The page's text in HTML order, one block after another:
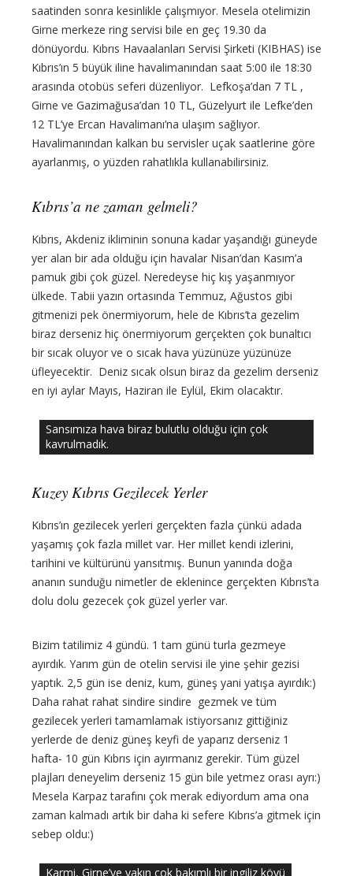
saatinden sonra kesinlikle çalışmıyor. Mesela otelimizin
Girne merkeze ring servisi bile en geç 19.30 da
dönüyordu. Kıbrıs Havaalanları Servisi Şirketi (KIBHAS) ise
Kıbrıs’ın 5 büyük iline havalimanından saat 5:00 ile 18:30
arasında otobüs seferi düzenliyor. Lefkoşa’dan 7 TL ,
Girne ve Gazimağusa’dan 10 TL, Güzelyurt ile Lefke’den
12 TL’ye Ercan Havalimanı’na ulaşım sağlıyor.
Havalimanından kalkan bu servisler uçak saatlerine göre
ayarlanmış, o yüzden rahatlıkla kullanabilirsiniz.
Kıbrıs’a ne zaman gelmeli?
Kıbrıs, Akdeniz ikliminin sonuna kadar yaşandığı güneyde
yer alan bir ada olduğu için havalar Nisan’dan Kasım’a
pamuk gibi çok güzel. Neredeyse hiç kış yaşanmıyor
ülkede. Tabii yazın ortasında Temmuz, Ağustos gibi
gitmenizi pek önermiyorum, hele de Kıbrıs’ta gezelim
biraz derseniz hiç önermiyorum gerçekten çok bunaltıcı
bir sıcak oluyor ve o sıcak hava yüzünüze yüzünüze
üfleyecektir. Deniz sıcak olsun biraz da gezelim derseniz
en iyi aylar Mayıs, Haziran ile Eylül, Ekim olacaktır.
Sansımıza hava biraz bulutlu olduğu için çok
kavrulmadık.
Kuzey Kıbrıs Gezilecek Yerler
Kıbrıs’ın gezilecek yerleri gerçekten fazla çünkü adada
yaşamış çok fazla millet var. Her millet kendi izlerini,
tarihini ve kültürünü yansıtmış. Bunun yanında doğa
ananın sunduğu nimetler de eklenince gerçekten Kıbrıs’ta
dolu dolu gezecek çok güzel yerler var.
Bizim tatilimiz 4 gündü. 1 tam günü turla gezmeye
ayırdık. Yarım gün de otelin servisi ile yine şehir gezisi
yaptık. 2,5 gün ise deniz, kum, güneş yani yatışa ayırdık:)
Daha rahat rahat sindire sindire gezmek ve tüm
gezilecek yerleri tamamlamak istiyorsanız gittiğiniz
yerlerde de deniz güneş keyfi de yaparız derseniz 1
hafta- 10 gün Kıbrıs için ayırmanız gerekir. Tüm güzel
plajları deneyelim derseniz 15 gün bile yetmez orası ayrı:)
Mesela Karpaz tarafını çok merak ediyordum ama ona
zaman kalmadı artık bir daha ki sefere Kıbrıs’a gitmek için
sebep oldu:)
Karmi, Girne’ye yakın çok bakımlı bir ingiliz köyü